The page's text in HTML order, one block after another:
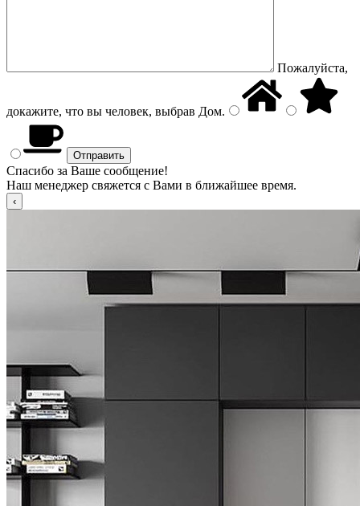
Пожалуйста,
докажите, что вы человек, выбрав Дом.
Спасибо за Ваше сообщение!
Наш менеджер свяжется с Вами в ближайшее время.